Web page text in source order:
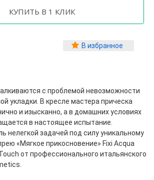
и мисты для лица
для лица
за лицом
В избранное
с проблемой невозможности
укладки. В кресле мастера прическа
и изысканно, а в домашних условиях
в настоящее испытание.
нелегкой задачей под силу уникальному
«Мягкое прикосновение» Fixi Acqua
от профессионального итальянского